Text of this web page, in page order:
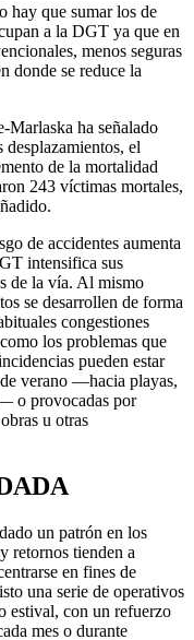
hay que sumar los de
a la DGT ya que en
menos seguras
donde se reduce la
Marlaska ha señalado
desplazamientos, el
de la mortalidad
243 víctimas mortales,
de accidentes aumenta
intensifica sus
de la vía. Al mismo
se desarrollen de forma
congestiones
los problemas que
pueden estar
verano —hacia playas,
o provocadas por
u otras
un patrón en los
retornos tienden a
en fines de
una serie de operativos
estival, con un refuerzo
mes o durante